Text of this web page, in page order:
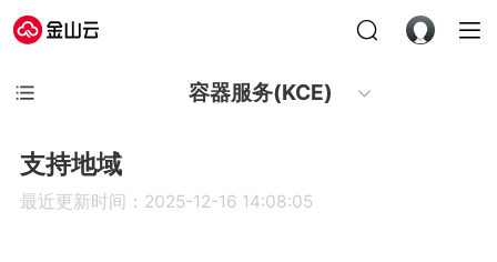
容器服务(KCE)
支持地域
最近更新时间：2025-12-16 14:08:05